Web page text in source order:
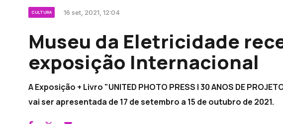
CULTURA 16 set, 2021, 12:04
Museu da Eletricidade
exposição Internacional
A Exposição + Livro "UNITED PHOTO PRESS | 30 ANOS DE
vai ser apresentada de 17 de setembro a 15 de outubro de 2021.